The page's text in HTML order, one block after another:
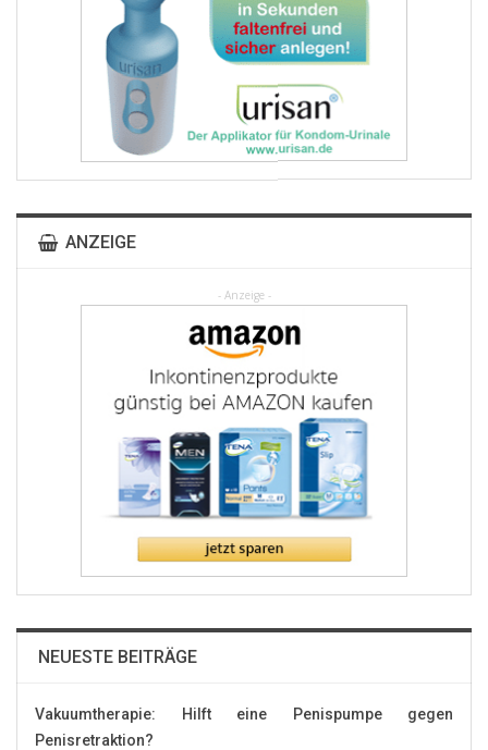
ANZEIGE
- Anzeige -
NEUESTE BEITRÄGE
Vakuumtherapie: Hilft eine Penispumpe gegen
Penisretraktion?